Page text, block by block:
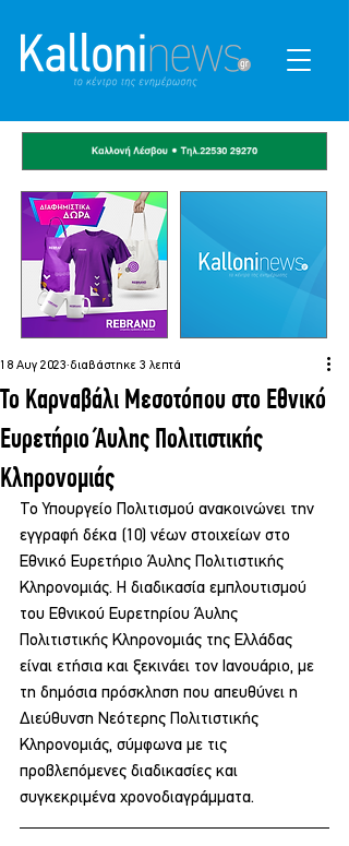
Το Καρναβάλι Μεσοτόπου στο Εθνικό
Ευρετήριο Άυλης Πολιτιστικής
Κληρονομιάς
18 Αυγ 2023 διαβάστηκε 3 λεπτά
Το Υπουργείο Πολιτισμού ανακοινώνει την
εγγραφή δέκα (10) νέων στοιχείων στο
Εθνικό Ευρετήριο Άυλης Πολιτιστικής
Κληρονομιάς. Η διαδικασία εμπλουτισμού
του Εθνικού Ευρετηρίου Άυλης
Πολιτιστικής Κληρονομιάς της Ελλάδας
είναι ετήσια και ξεκινάει τον Ιανουάριο, με
τη δημόσια πρόσκληση που απευθύνει η
Διεύθυνση Νεότερης Πολιτιστικής
Κληρονομιάς, σύμφωνα με τις
προβλεπόμενες διαδικασίες και
συγκεκριμένα χρονοδιαγράμματα.